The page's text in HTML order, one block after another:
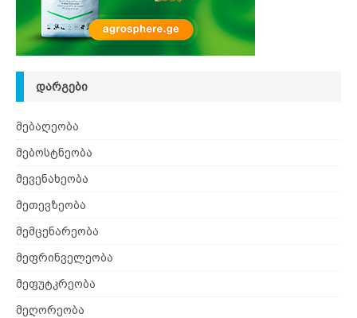
ᲓᲐᲠᲒᲔᲑᲘ
მებაღეობა
მებოსტნეობა
მევენახეობა
მეთევზეობა
მემცენარეობა
მეფრინველეობა
მეფუტკრეობა
მეღორეობა